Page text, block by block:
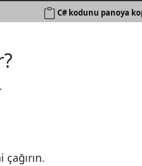
C# kodunu panoya